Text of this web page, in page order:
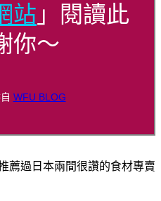
站 」閱讀此
你～
WFU BLOG
薦過日本兩間很讚的食材專賣